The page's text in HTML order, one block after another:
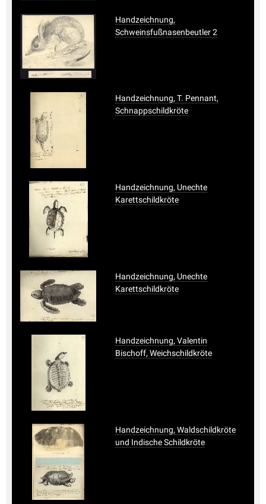
Handzeichnung,
Schweinsfußnasenbeutler 2
Handzeichnung, T. Pennant,
Schnappschildkröte
Handzeichnung, Unechte
Karettschildkröte
Handzeichnung, Unechte
Karettschildkröte
Handzeichnung, Valentin
Bischoff, Weichschildkröte
Handzeichnung, Waldschildkröte
und Indische Schildkröte